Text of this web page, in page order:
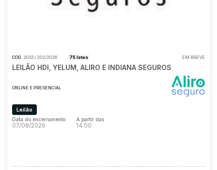
COD. 2033 / 202/2026 75 lotes EM BREVE
LEILÃO HDI, YELUM, ALIRO E INDIANA SEGUROS
ONLINE E PRESENCIAL
Leilão
Data do encerramento
07/08/2026
A partir das
14:00